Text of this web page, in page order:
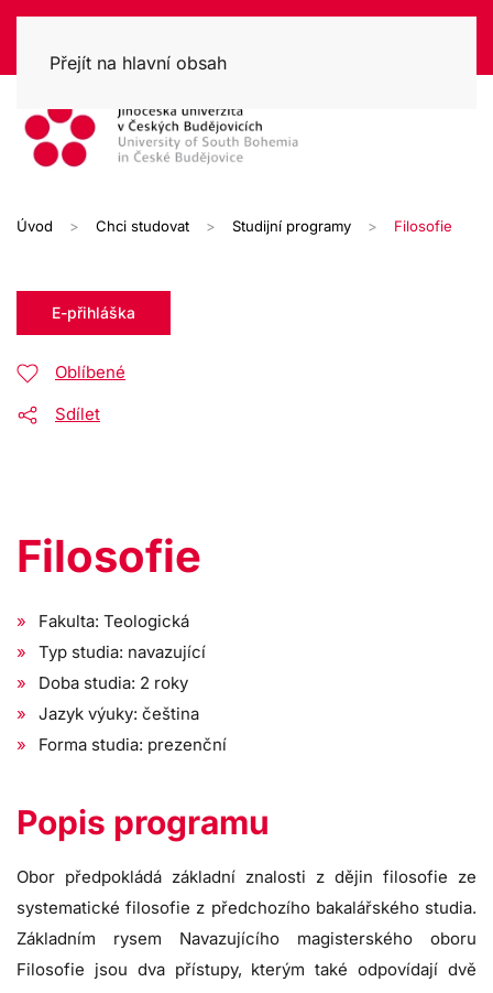
Přejít na hlavní obsah
Úvod Chci studovat Studijní programy Filosofie
E-přihláška
Oblíbené
Sdílet
Filosofie
Fakulta: Teologická
Typ studia: navazující
Doba studia: 2 roky
Jazyk výuky: čeština
Forma studia: prezenční
Popis programu
Obor předpokládá základní znalosti z dějin filosofie ze
systematické filosofie z předchozího bakalářského studia.
Základním rysem Navazujícího magisterského oboru
Filosofie jsou dva přístupy, kterým také odpovídají dvě